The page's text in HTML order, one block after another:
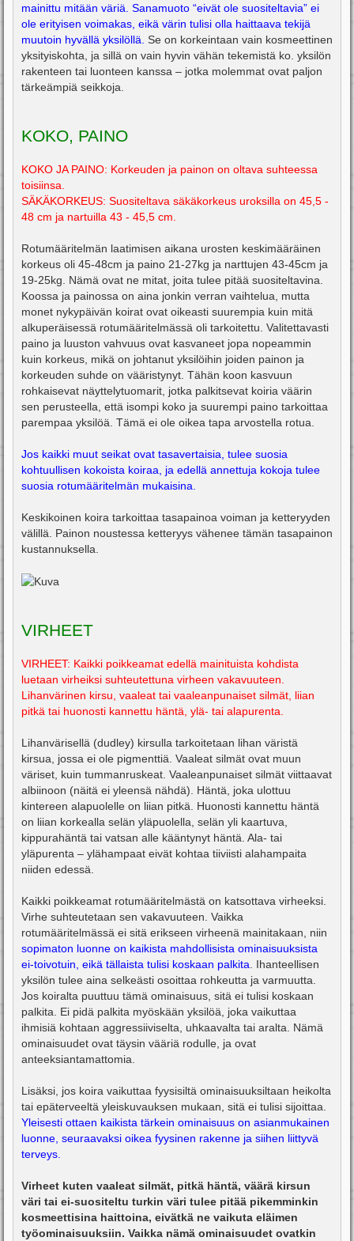
mainittu mitään väriä. Sanamuoto “eivät ole suositeltavia” ei
ole erityisen voimakas, eikä värin tulisi olla haittaava tekijä
muutoin hyvällä yksilöllä.
Se on korkeintaan vain kosmeettinen
yksityiskohta, ja sillä on vain hyvin vähän tekemistä ko. yksilön
rakenteen tai luonteen kanssa – jotka molemmat ovat paljon
tärkeämpiä seikkoja.
KOKO, PAINO
KOKO JA PAINO: Korkeuden ja painon on oltava suhteessa
toisiinsa.
SÄKÄKORKEUS: Suositeltava säkäkorkeus uroksilla on 45,5 -
48 cm ja nartuilla 43 - 45,5 cm.
Rotumääritelmän laatimisen aikana urosten keskimääräinen
korkeus oli 45-48cm ja paino 21-27kg ja narttujen 43-45cm ja
19-25kg. Nämä ovat ne mitat, joita tulee pitää suositeltavina.
Koossa ja painossa on aina jonkin verran vaihtelua, mutta
monet nykypäivän koirat ovat oikeasti suurempia kuin mitä
alkuperäisessä rotumääritelmässä oli tarkoitettu. Valitettavasti
paino ja luuston vahvuus ovat kasvaneet jopa nopeammin
kuin korkeus, mikä on johtanut yksilöihin joiden painon ja
korkeuden suhde on vääristynyt. Tähän koon kasvuun
rohkaisevat näyttelytuomarit, jotka palkitsevat koiria väärin
sen perusteella, että isompi koko ja suurempi paino tarkoittaa
parempaa yksilöä. Tämä ei ole oikea tapa arvostella rotua.
Jos kaikki muut seikat ovat tasavertaisia, tulee suosia
kohtuullisen kokoista koiraa, ja edellä annettuja kokoja tulee
suosia rotumääritelmän mukaisina.
Keskikoinen koira tarkoittaa tasapainoa voiman ja ketteryyden
välillä. Painon noustessa ketteryys vähenee tämän tasapainon
kustannuksella.
VIRHEET
VIRHEET: Kaikki poikkeamat edellä mainituista kohdista
luetaan virheiksi suhteutettuna virheen vakavuuteen.
Lihanvärinen kirsu, vaaleat tai vaaleanpunaiset silmät, liian
pitkä tai huonosti kannettu häntä, ylä- tai alapurenta.
Lihanvärisellä (dudley) kirsulla tarkoitetaan lihan väristä
kirsua, jossa ei ole pigmenttiä. Vaaleat silmät ovat muun
väriset, kuin tummanruskeat. Vaaleanpunaiset silmät viittaavat
albiinoon (näitä ei yleensä nähdä). Häntä, joka ulottuu
kintereen alapuolelle on liian pitkä. Huonosti kannettu häntä
on liian korkealla selän yläpuolella, selän yli kaartuva,
kippurahäntä tai vatsan alle kääntynyt häntä. Ala- tai
yläpurenta – ylähampaat eivät kohtaa tiiviisti alahampaita
niiden edessä.
Kaikki poikkeamat rotumääritelmästä on katsottava virheeksi.
Virhe suhteutetaan sen vakavuuteen. Vaikka
rotumääritelmässä ei sitä erikseen virheenä mainitakaan, niin
sopimaton luonne on kaikista mahdollisista ominaisuuksista
ei-toivotuin, eikä tällaista tulisi koskaan palkita . Ihanteellisen
yksilön tulee aina selkeästi osoittaa rohkeutta ja varmuutta.
Jos koiralta puuttuu tämä ominaisuus, sitä ei tulisi koskaan
palkita. Ei pidä palkita myöskään yksilöä, joka vaikuttaa
ihmisiä kohtaan aggressiiviselta, uhkaavalta tai aralta. Nämä
ominaisuudet ovat täysin vääriä rodulle, ja ovat
anteeksiantamattomia.
Lisäksi, jos koira vaikuttaa fyysisiltä ominaisuuksiltaan heikolta
tai epäterveeltä yleiskuvauksen mukaan, sitä ei tulisi sijoittaa.
Yleisesti ottaen kaikista tärkein ominaisuus on asianmukainen
luonne, seuraavaksi oikea fyysinen rakenne ja siihen liittyvä
terveys.
Virheet kuten vaaleat silmät, pitkä häntä, väärä kirsun
väri tai ei-suositeltu turkin väri tulee pitää pikemminkin
kosmeettisina haittoina, eivätkä ne vaikuta eläimen
työominaisuuksiin. Vaikka nämä ominaisuudet ovatkin